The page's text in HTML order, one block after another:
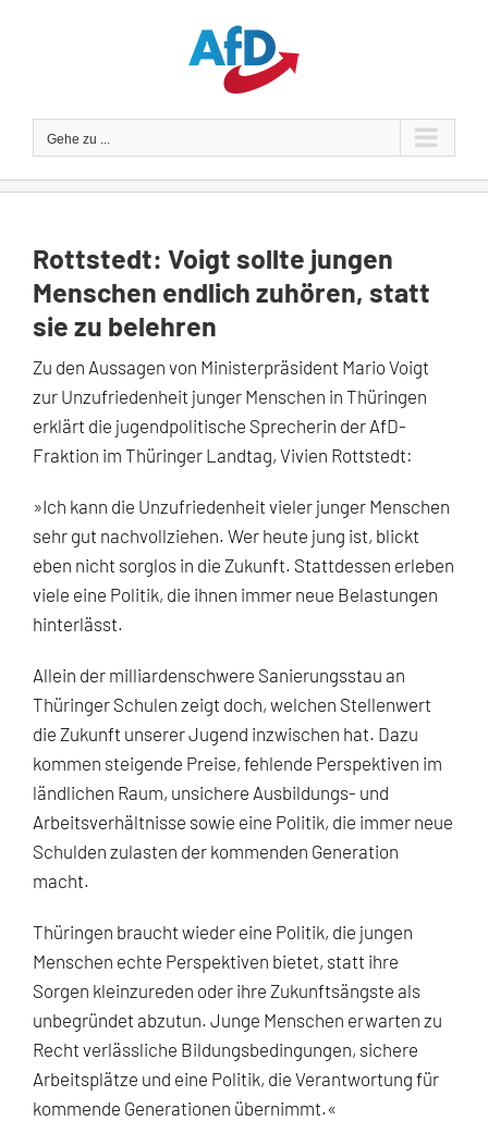
Gehe zu ...
Rottstedt: Voigt sollte jungen
Menschen endlich zuhören, statt
sie zu belehren
Zu den Aussagen von Ministerpräsident Mario Voigt
zur Unzufriedenheit junger Menschen in Thüringen
erklärt die jugendpolitische Sprecherin der AfD-
Fraktion im Thüringer Landtag, Vivien Rottstedt:
»Ich kann die Unzufriedenheit vieler junger Menschen
sehr gut nachvollziehen. Wer heute jung ist, blickt
eben nicht sorglos in die Zukunft. Stattdessen erleben
viele eine Politik, die ihnen immer neue Belastungen
hinterlässt.
Allein der milliardenschwere Sanierungsstau an
Thüringer Schulen zeigt doch, welchen Stellenwert
die Zukunft unserer Jugend inzwischen hat. Dazu
kommen steigende Preise, fehlende Perspektiven im
ländlichen Raum, unsichere Ausbildungs- und
Arbeitsverhältnisse sowie eine Politik, die immer neue
Schulden zulasten der kommenden Generation
macht.
Thüringen braucht wieder eine Politik, die jungen
Menschen echte Perspektiven bietet, statt ihre
Sorgen kleinzureden oder ihre Zukunftsängste als
unbegründet abzutun. Junge Menschen erwarten zu
Recht verlässliche Bildungsbedingungen, sichere
Arbeitsplätze und eine Politik, die Verantwortung für
kommende Generationen übernimmt.«